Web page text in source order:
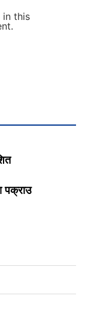
in this
पक्राउ